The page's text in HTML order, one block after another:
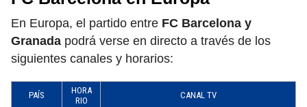
En Europa, el partido entre FC Barcelona y
Granada podrá verse en directo a través de los
siguientes canales y horarios:
PAÍS
HORA
RIO
CANAL TV